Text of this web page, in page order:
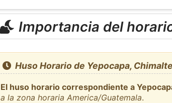
Importancia del
Huso Horario de Yepocapa,
El huso horario correspondiente a
a la zona horaria America/Guatemala.